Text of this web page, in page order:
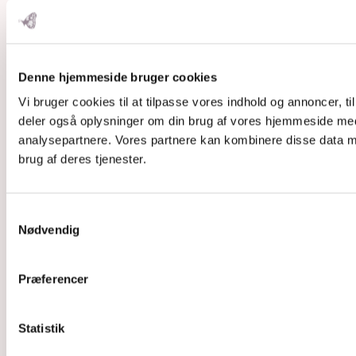
Denne hjemmeside bruger cookies
Vi bruger cookies til at tilpasse vores indhold og annoncer,
deler også oplysninger om din brug af vores hjemmeside
analysepartnere. Vores partnere kan kombinere disse data
brug af deres tjenester.
Nødvendig
Præferencer
Statistik